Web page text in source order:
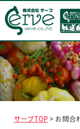
サーブTOP > お問合